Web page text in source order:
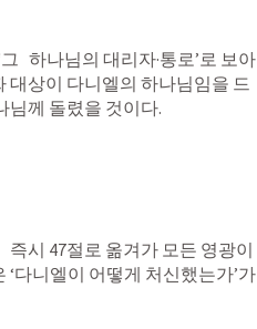
하나님의 대리자·통로’로 보아
대상이 다니엘의 하나님임을 드
님께 돌렸을 것이다.
즉시 47절로 옮겨가 모든 영광이
다니엘이 어떻게 처신했는가’가